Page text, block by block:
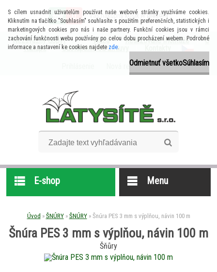
S cílem usnadnit uživatelům používat naše webové stránky využíváme cookies.
Kliknutím na tlačítko "Souhlasím" souhlasíte s použitím preferenčních, statistických i
marketingových cookies pro nás i naše partnery. Funkční cookies jsou v rámci
zachování funkčnosti webu používány po celou dobu procházení webem. Podrobné
informace a nastavení ke cookies najdete zde.
Odmietnuť všetkoSúhlasím
Nezáväzný dopyt Videa | Realizované montáže |
O
Nákupe| Odstúpenie od zmluvy
Nová registrácia
0 Váš nákupný košík je prázdny
E-shop Menu
Úvod » ŠNÚRY » ŠNÚRY » Šnúra PES 3 mm s výplňou, návin 100 m
Šnúra PES 3 mm s výplňou, návin 100 m
Šňůry